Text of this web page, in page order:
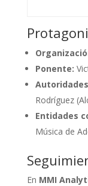
Ponente:
Rodríguez
Entidades
Música de
En MMI